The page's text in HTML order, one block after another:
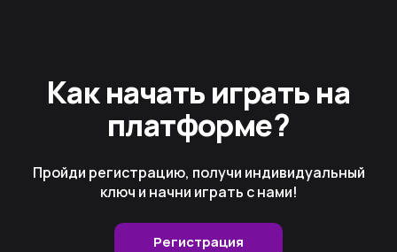
Как начать играть на
платформе?
Пройди регистрацию, получи индивидуальный
ключ и начни играть с нами!
Регистрация